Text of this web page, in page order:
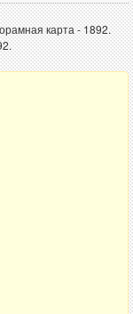
карта - 1892.